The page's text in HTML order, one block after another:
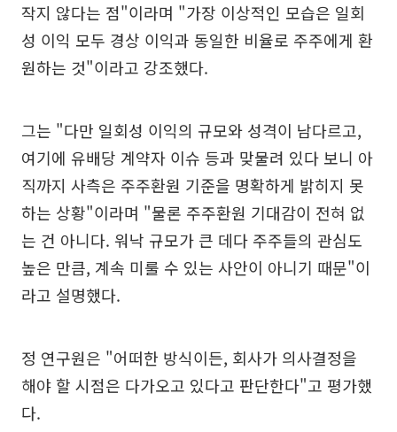
작지 않다는 점"이라며 "가장 이상적인 모습은 일회
성 이익 모두 경상 이익과 동일한 비율로 주주에게 환
원하는 것"이라고 강조했다.
그는 "다만 일회성 이익의 규모와 성격이 남다르고,
여기에 유배당 계약자 이슈 등과 맞물려 있다 보니 아
직까지 사측은 주주환원 기준을 명확하게 밝히지 못
하는 상황"이라며 "물론 주주환원 기대감이 전혀 없
는 건 아니다. 워낙 규모가 큰 데다 주주들의 관심도
높은 만큼, 계속 미룰 수 있는 사안이 아니기 때문"이
라고 설명했다.
정 연구원은 "어떠한 방식이든, 회사가 의사결정을
해야 할 시점은 다가오고 있다고 판단한다"고 평가했
다.